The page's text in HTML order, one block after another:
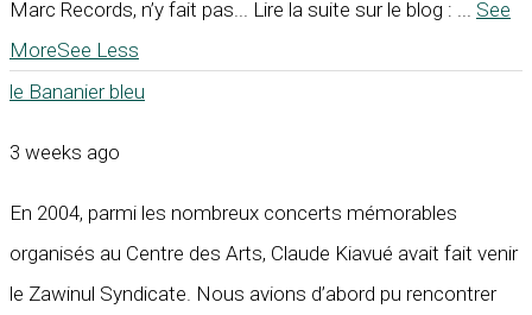
Marc Records, n’y fait pas... Lire la suite sur le blog : ... See
MoreSee Less
le Bananier bleu
3 weeks ago
En 2004, parmi les nombreux concerts mémorables
organisés au Centre des Arts, Claude Kiavué avait fait venir
le Zawinul Syndicate. Nous avions d’abord pu rencontrer